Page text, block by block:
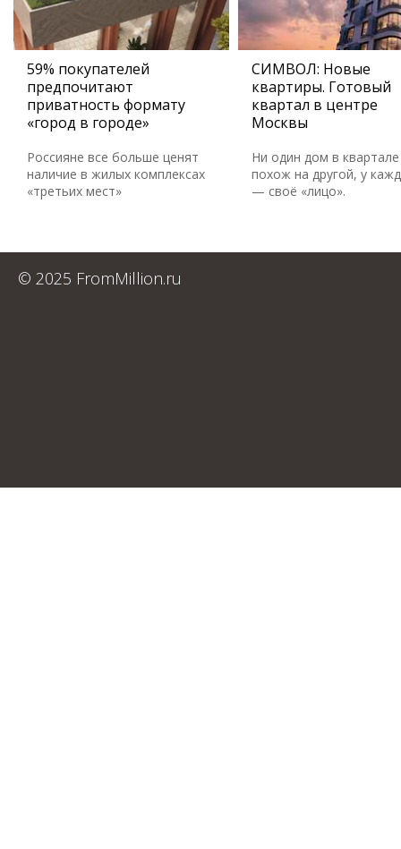
59% покупателей
предпочитают
приватность формату
«город в городе»
Россияне все больше ценят
наличие в жилых комплексах
«третьих мест»
СИМВОЛ: Новые
квартиры. Готовый
квартал в центре
Москвы
Ни один дом в
похож на другой, у
— своё «лицо».
© 2025 FromMillion.ru